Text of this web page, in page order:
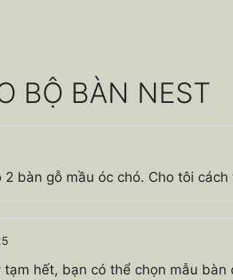
BỘ BÀN NEST
bàn gỗ mầu óc chó. Cho tôi
tạm hết, bạn có thể chọn mẫu